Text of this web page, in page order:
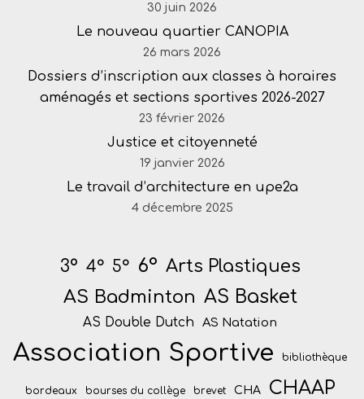
30 juin 2026
Le nouveau quartier CANOPIA
26 mars 2026
Dossiers d’inscription aux classes à horaires
aménagés et sections sportives 2026-2027
23 février 2026
Justice et citoyenneté
19 janvier 2026
Le travail d’architecture en upe2a
4 décembre 2025
3° 4° 5° 6° Arts Plastiques
AS Badminton AS Basket
AS Double Dutch AS Natation
Association Sportive bibliothèque
bordeaux bourses du collège brevet CHA CHAAP